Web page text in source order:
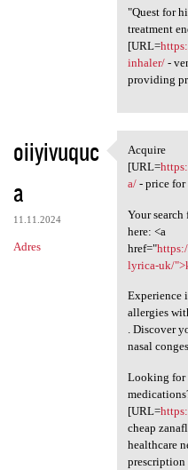
"Quest for
treatment
[URL=
inhaler/-
providing
oiiyivuquc
a
11.11.2024
Adres
Acquire
Acquire
[URL=
a/- price for
Your
here: <a
href="
lyrica-uk/
Experience
allergies
. Discover
nasal
Looking for
[URL=
cheap
healthcare
prescription